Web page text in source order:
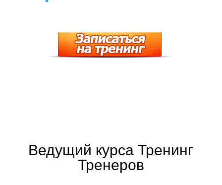
Ведущий курса Тренинг
Тренеров